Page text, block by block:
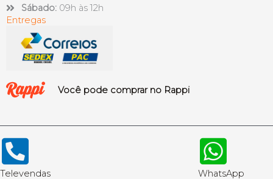
Sábado: 09h às 12h
Entregas
Você pode comprar no Rappi
Televendas
WhatsApp